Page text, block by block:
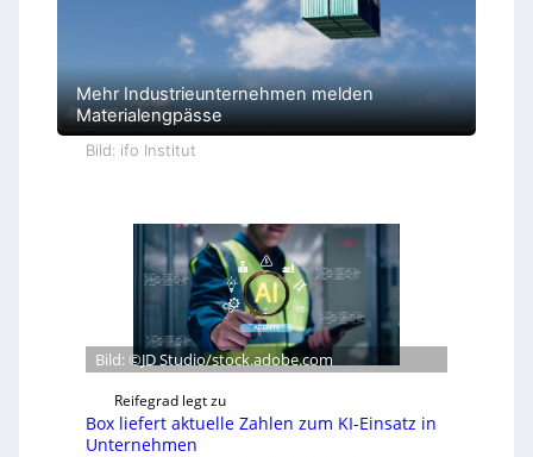
Mehr Industrieunternehmen melden
Materialengpässe
Bild: ifo Institut
Bild: ©JD Studio/stock.adobe.com
Reifegrad legt zu
Box liefert aktuelle Zahlen zum KI-Einsatz in
Unternehmen